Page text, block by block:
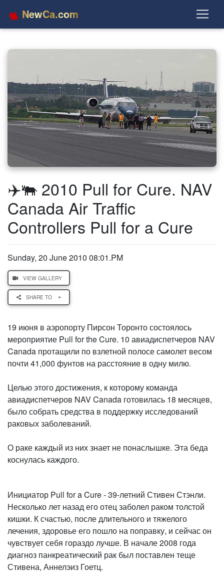
NewCa.com
✈️🐃 2010 Pull for Cure. NAV
Canada Air Traffic
Controllers Pull for a Cure
Sunday, 20 June 2010 08:01.PM
VIEW GALLERY
SHARE TO
19 июня в аэропорту Пирсон Торонто состоялось
мероприятие Pull for the Cure. 10 авиадиспетчеров NAV
Canada протащили по взлетной полосе самолет весом
почти 41,000 фунтов на расстояние в одну милю.
Целью этого достижения, к которому команда
авиадиспетчеров NAV Canada готовилась 18 месяцев,
было собрать средства в поддержку исследований
раковых заболеваний.
О раке каждый из них знает не понаслышке. Эта беда
коснулась каждого.
Инициатор Pull for a Cure - 39-летний Стивен Стэнли.
Несколько лет назад его отец заболел раком толстой
кишки. К счастью, после длительного и тяжелого
лечения, здоровье его пошло на поправку, и сейчас он
чувствует себя гораздо лучше. В начале 2008 года
диагноз панкреатический рак был поставлен теще
Стивена, Аннелэиз Гоетц.